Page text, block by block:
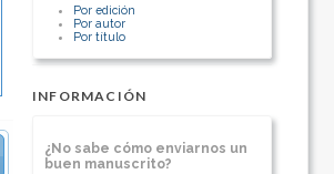
Staff y docente cirugía cabeza y cuello
Hospital Clínico Universidad de Chile
[Ver otros artículos de este autor]
Por edición
Por autor
Por título
INFORMACIÓN
¿No sabe cómo enviarnos un
buen manuscrito?